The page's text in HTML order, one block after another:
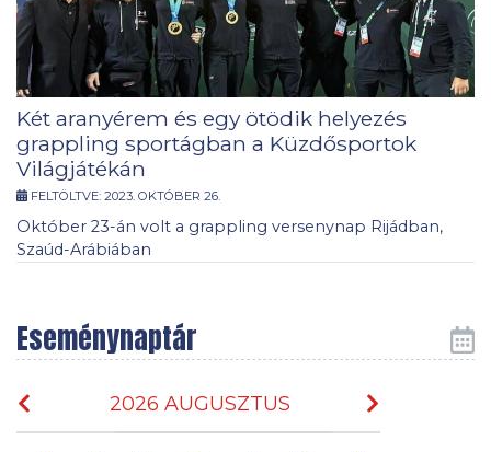
Két aranyérem és egy ötödik helyezés
grappling sportágban a Küzdősportok
Világjátékán
FELTÖLTVE: 2023. OKTÓBER 26.
Október 23-án volt a grappling versenynap Rijádban,
Szaúd-Arábiában
Eseménynaptár
2026 AUGUSZTUS